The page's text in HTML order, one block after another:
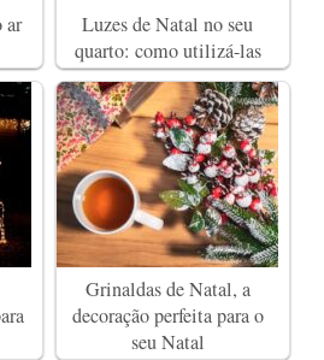
ar
Luzes de Natal no seu
quarto: como utilizá-las
Grinaldas de Natal, a
decoração perfeita para o
seu Natal